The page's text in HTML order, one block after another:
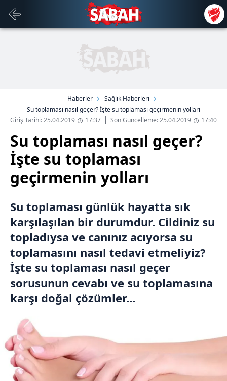
Haberler
Sağlık Haberleri
Su toplaması nasıl geçer? İşte su toplaması geçirmenin yolları
Giriş Tarihi: 25.04.2019
17:37 Son Güncelleme: 25.04.2019 17:40
Su toplaması nasıl geçer?
İşte su toplaması
geçirmenin yolları
Su toplaması günlük hayatta sık
karşılaşılan bir durumdur. Cildiniz su
topladıysa ve canınız acıyorsa su
toplamasını nasıl tedavi etmeliyiz?
İşte su toplaması nasıl geçer
sorusunun cevabı ve su toplamasına
karşı doğal çözümler...